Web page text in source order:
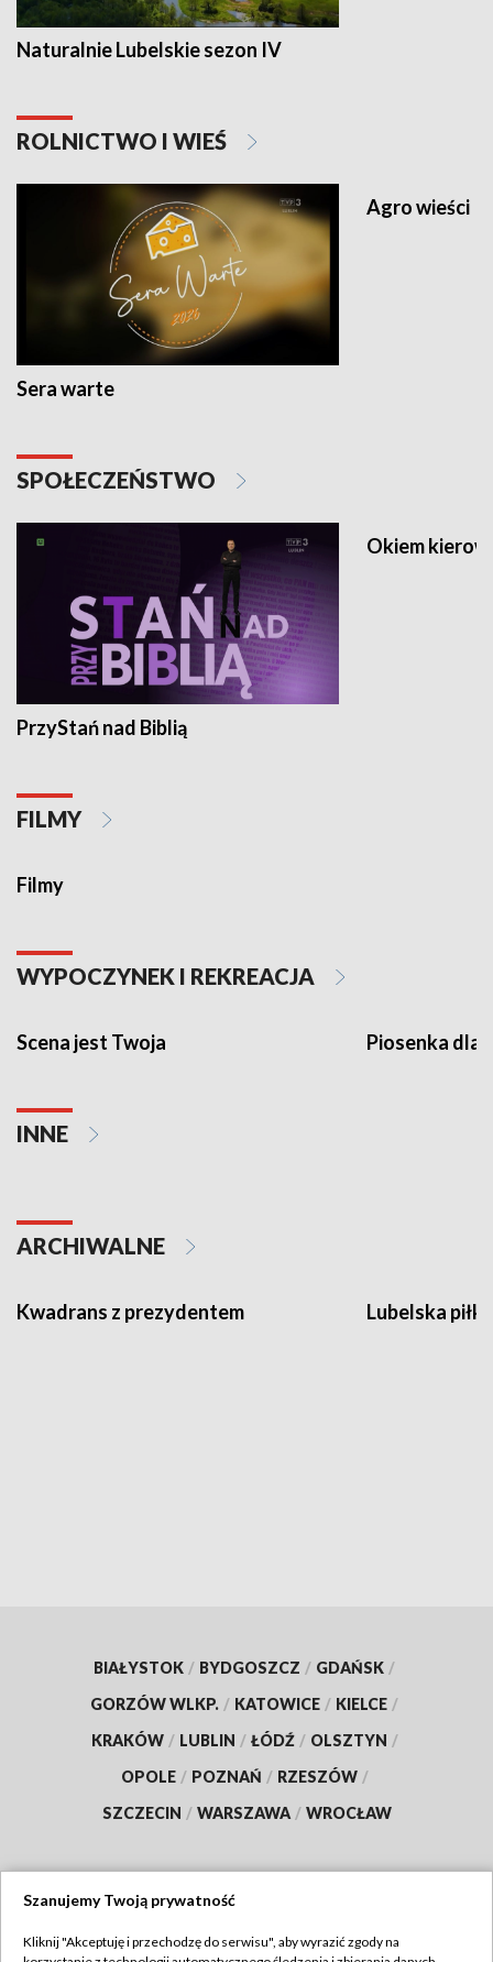
Naturalnie Lubelskie sezon IV
ROLNICTWO I WIEŚ
Sera warte
Agro wieści
SPOŁECZEŃSTWO
PrzyStań nad Biblią
Okiem
FILMY
Filmy
WYPOCZYNEK I REKREACJA
Scena jest Twoja Piosenka dla
INNE
ARCHIWALNE
Kwadrans z prezydentem Lubelska piłka
BIAŁYSTOK / BYDGOSZCZ / GDAŃSK /
GORZÓW WLKP. / KATOWICE / KIELCE /
KRAKÓW / LUBLIN / ŁÓDŹ / OLSZTYN /
OPOLE / POZNAŃ / RZESZÓW /
SZCZECIN / WARSZAWA / WROCŁAW
Szanujemy Twoją prywatność
Kliknij "Akceptuję i przechodzę do serwisu", aby wyrazić zgody na